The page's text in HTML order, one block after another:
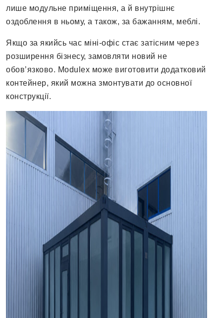
лише модульне приміщення, а й внутрішнє
оздоблення в ньому, а також, за бажанням, меблі.
Якщо за якийсь час міні-офіс стає затісним через
розширення бізнесу, замовляти новий не
обов’язково. Modulex може виготовити додатковий
контейнер, який можна змонтувати до основної
конструкції.